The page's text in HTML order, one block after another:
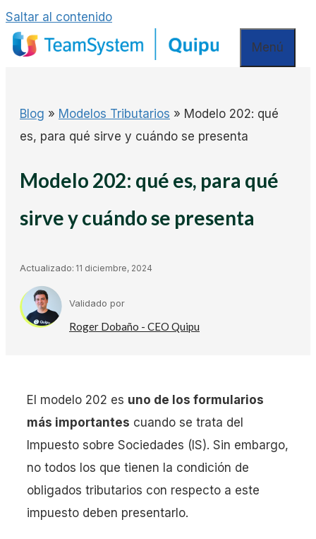
Saltar al contenido
Menú
Blog » Modelos Tributarios » Modelo 202: qué
es, para qué sirve y cuándo se presenta
Modelo 202: qué es, para qué
sirve y cuándo se presenta
Actualizado: 11 diciembre, 2024
Validado por
Roger Dobaño - CEO Quipu
El modelo 202 es uno de los formularios
más importantes cuando se trata del
Impuesto sobre Sociedades (IS). Sin embargo,
no todos los que tienen la condición de
obligados tributarios con respecto a este
impuesto deben presentarlo.